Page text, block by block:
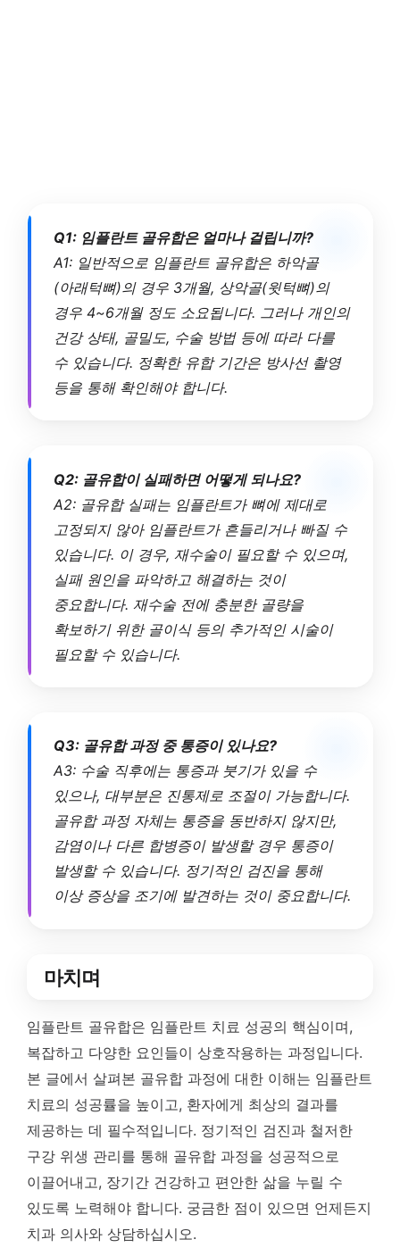
Q1: 임플란트 골유합은 얼마나 걸립니까?
A1: 일반적으로 임플란트 골유합은 하악골
(아래턱뼈)의 경우 3개월, 상악골(윗턱뼈)의
경우 4~6개월 정도 소요됩니다. 그러나 개인의
건강 상태, 골밀도, 수술 방법 등에 따라 다를
수 있습니다. 정확한 유합 기간은 방사선 촬영
등을 통해 확인해야 합니다.
Q2: 골유합이 실패하면 어떻게 되나요?
A2: 골유합 실패는 임플란트가 뼈에 제대로
고정되지 않아 임플란트가 흔들리거나 빠질 수
있습니다. 이 경우, 재수술이 필요할 수 있으며,
실패 원인을 파악하고 해결하는 것이
중요합니다. 재수술 전에 충분한 골량을
확보하기 위한 골이식 등의 추가적인 시술이
필요할 수 있습니다.
Q3: 골유합 과정 중 통증이 있나요?
A3: 수술 직후에는 통증과 붓기가 있을 수
있으나, 대부분은 진통제로 조절이 가능합니다.
골유합 과정 자체는 통증을 동반하지 않지만,
감염이나 다른 합병증이 발생할 경우 통증이
발생할 수 있습니다. 정기적인 검진을 통해
이상 증상을 조기에 발견하는 것이 중요합니다.
마치며
임플란트 골유합은 임플란트 치료 성공의 핵심이며,
복잡하고 다양한 요인들이 상호작용하는 과정입니다.
본 글에서 살펴본 골유합 과정에 대한 이해는 임플란트
치료의 성공률을 높이고, 환자에게 최상의 결과를
제공하는 데 필수적입니다. 정기적인 검진과 철저한
구강 위생 관리를 통해 골유합 과정을 성공적으로
이끌어내고, 장기간 건강하고 편안한 삶을 누릴 수
있도록 노력해야 합니다. 궁금한 점이 있으면 언제든지
치과 의사와 상담하십시오.